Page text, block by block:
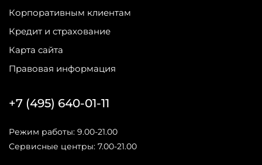
Корпоративным клиентам
Кредит и страхование
Карта сайта
Правовая информация
+7 (495) 640-01-11
Режим работы: 9.00-21.00
Сервисные центры: 7.00-21.00